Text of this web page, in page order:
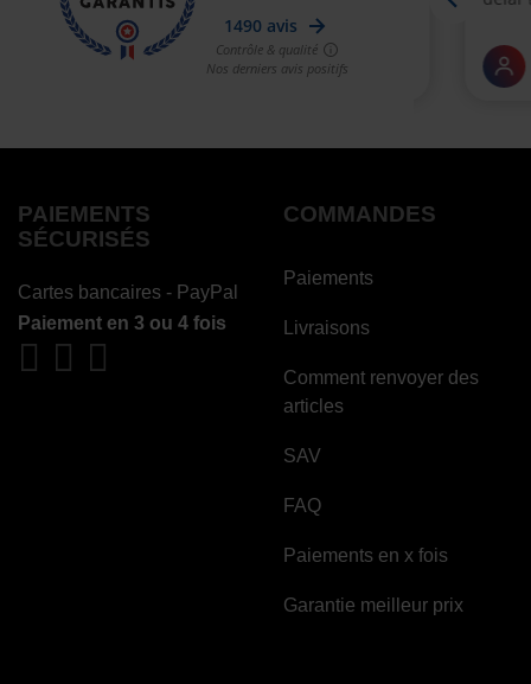
PAIEMENTS
SÉCURISÉS
Cartes bancaires - PayPal
Paiement en 3 ou 4 fois
COMMANDES
Paiements
Livraisons
Comment renvoyer des
articles
SAV
FAQ
Paiements en x fois
Garantie meilleur prix